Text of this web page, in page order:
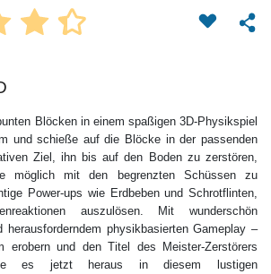
Blöcken in einem spaßigen 3D-Physikspiel
und schieße auf die Blöcke in der passenden
Ziel, ihn bis auf den Boden zu zerstören,
möglich mit den begrenzten Schüssen zu
Power-ups wie Erdbeben und Schrotflinten,
auszulösen. Mit wunderschön
herausforderndem physikbasierten Gameplay –
erobern und den Titel des Meister-Zerstörers
es jetzt heraus in diesem lustigen